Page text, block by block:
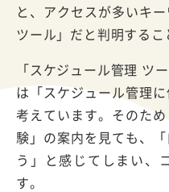
と、アクセスが多いキ
ツール」だと判明するこ
「スケジュール管理 ツ
は「スケジュール管理
考えています。そのた
験」の案内を見ても、
う」と感じてしまい、
す。